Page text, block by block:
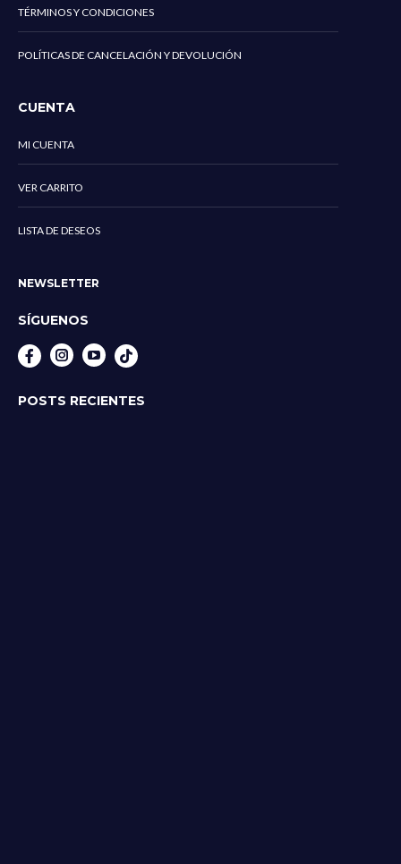
TÉRMINOS Y CONDICIONES
POLÍTICAS DE CANCELACIÓN Y DEVOLUCIÓN
CUENTA
MI CUENTA
VER CARRITO
LISTA DE DESEOS
NEWSLETTER
SÍGUENOS
InstagramYouTube
POSTS RECIENTES